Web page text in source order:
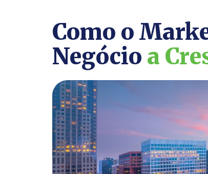
Como o
Negócio a